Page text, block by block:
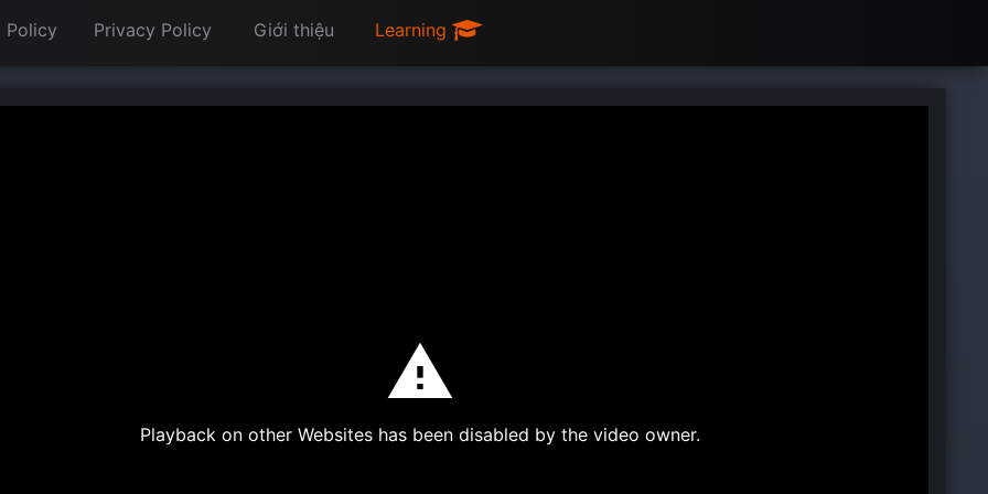
Policy Privacy Policy Giới thiệu Learning
Playback on other Websites has been disabled by the video owner.